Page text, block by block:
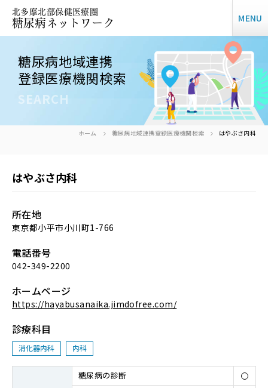
北多摩北部保健医療圏
糖尿病ネットワーク MENU
糖尿病地域連携
登録医療機関検索
SEARCH
ホーム 糖尿病地域連携登録医療機関検索 はやぶさ内科
はやぶさ内科
所在地
東京都小平市小川町1-766
電話番号
042-349-2200
ホームページ
https://hayabusanaika.jimdofree.com/
診療科目
消化器内科 内科
糖尿病の診断